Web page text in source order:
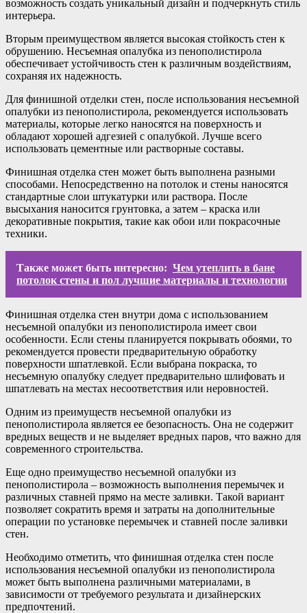
возможность создать уникальный дизайн и подчеркнуть стиль
интерьера.
Вторым преимуществом является высокая стойкость стен к
обрушению. Несъемная опалубка из пенополистирола
обеспечивает устойчивость стен к различным воздействиям,
сохраняя их надежность.
Для финишной отделки стен, после использования несъемной
опалубки из пенополистирола, рекомендуется использовать
материалы, которые легко наносятся на поверхность и
обладают хорошей адгезией с опалубкой. Лучше всего
использовать цементные или растворные составы.
Финишная отделка стен может быть выполнена разными
способами. Непосредственно на потолок и стены наносятся
стандартные слои штукатурки или раствора. После
высыхания наносится грунтовка, а затем – краска или
декоративные покрытия, такие как обои или покрасочные
техники.
Также может быть интересно: Чем утеплить в бане
потолок стены и пол лучшие материалы и технологии
Финишная отделка стен внутри дома с использованием
несъемной опалубки из пенополистирола имеет свои
особенности. Если стены планируется покрывать обоями, то
рекомендуется провести предварительную обработку
поверхности шпатлевкой. Если выбрана покраска, то
несъемную опалубку следует предварительно шлифовать и
шпатлевать на местах несоответствия или неровностей.
Одним из преимуществ несъемной опалубки из
пенополистирола является ее безопасность. Она не содержит
вредных веществ и не выделяет вредных паров, что важно для
современного строительства.
Еще одно преимущество несъемной опалубки из
пенополистирола – возможность выполнения перемычек и
различных ставней прямо на месте заливки. Такой вариант
позволяет сократить время и затраты на дополнительные
операции по установке перемычек и ставней после заливки
стен.
Необходимо отметить, что финишная отделка стен после
использования несъемной опалубки из пенополистирола
может быть выполнена различными материалами, в
зависимости от требуемого результата и дизайнерских
предпочтений.